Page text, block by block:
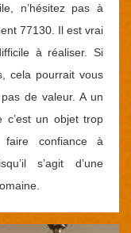
n’hésitez pas à
77130. Il est vrai
à réaliser. Si
cela pourrait vous
de valeur. A un
c’est un objet trop
faire confiance à
s’agit d’une